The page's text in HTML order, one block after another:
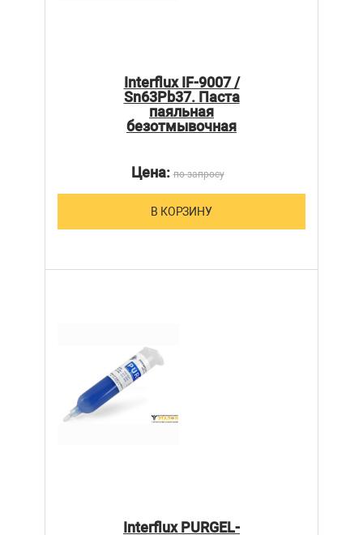
Interflux IF-9007 /
Sn63Pb37. Паста
паяльная
безотмывочная
Цена:по запросу
В КОРЗИНУ
Interflux PURGEL-